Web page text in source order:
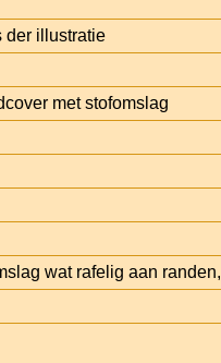
der illustratie
met stofomslag
wat rafelig aan